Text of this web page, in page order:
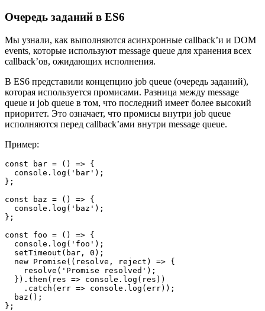
Очередь заданий в ES6
Мы узнали, как выполняются асинхронные callback’и и DOM
events, которые используют message queue для хранения всех
callback’ов, ожидающих исполнения.
В ES6 представили концепцию job queue (очередь заданий),
которая используется промисами. Разница между message
queue и job queue в том, что последний имеет более высокий
приоритет. Это означает, что промисы внутри job queue
исполняются перед callback’ами внутри message queue.
Пример:
const bar = () => {
  console.log('bar');
};
const baz = () => {
  console.log('baz');
};
const foo = () => {
  console.log('foo');
  setTimeout(bar, 0);
  new Promise((resolve, reject) => {
    resolve('Promise resolved');
  }).then(res => console.log(res))
    .catch(err => console.log(err));
  baz();
};